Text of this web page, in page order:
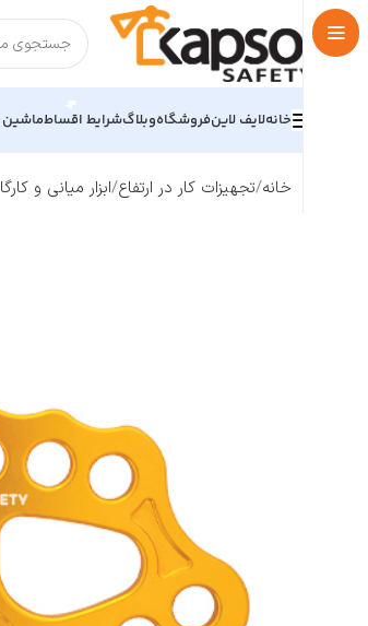
خانهلایف لاینفروشگاهوبلاگشرایط اقساط
خانه تجهیزات کار در ارتفاع ابزار میانی و